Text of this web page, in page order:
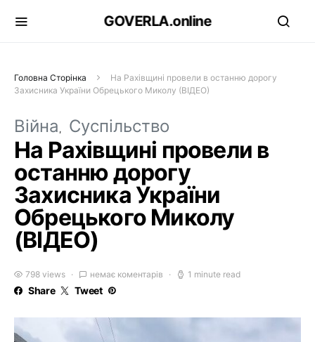
GOVERLA.online
Головна Сторінка
На Рахівщині провели в останню дорогу
Захисника України Обрецького Миколу (ВІДЕО)
Війна Суспільство
На Рахівщині провели в
останню дорогу
Захисника України
Обрецького Миколу
(ВІДЕО)
798 views немає коментарів 1 minute read
Share Tweet